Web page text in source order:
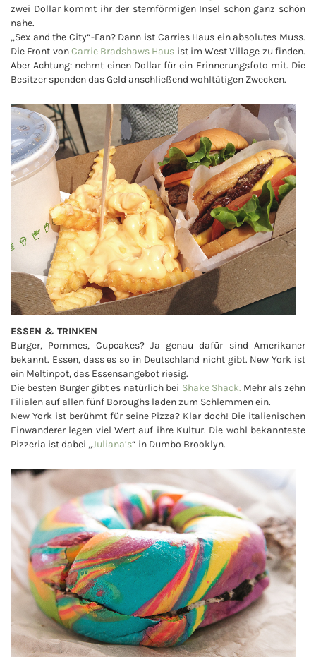
zwei Dollar kommt ihr der sternförmigen Insel schon ganz schön
nahe.
„Sex and the City“-Fan? Dann ist Carries Haus ein absolutes Muss.
Die Front vonCarrie Bradshaws Haus ist im West Village zu finden.
Aber Achtung: nehmt einen Dollar für ein Erinnerungsfoto mit. Die
Besitzer spenden das Geld anschließend wohltätigen Zwecken.
ESSEN & TRINKEN
Burger, Pommes, Cupcakes? Ja genau dafür sind Amerikaner
bekannt. Essen, dass es so in Deutschland nicht gibt. New York ist
ein Meltinpot, das Essensangebot riesig.
Die besten Burger gibt es natürlich bei Shake Shack. Mehr als zehn
Filialen auf allen fünf Boroughs laden zum Schlemmen ein.
New York ist berühmt für seine Pizza? Klar doch! Die italienischen
Einwanderer legen viel Wert auf ihre Kultur. Die wohl bekannteste
Pizzeria ist dabei „Juliana’s“ in Dumbo Brooklyn.